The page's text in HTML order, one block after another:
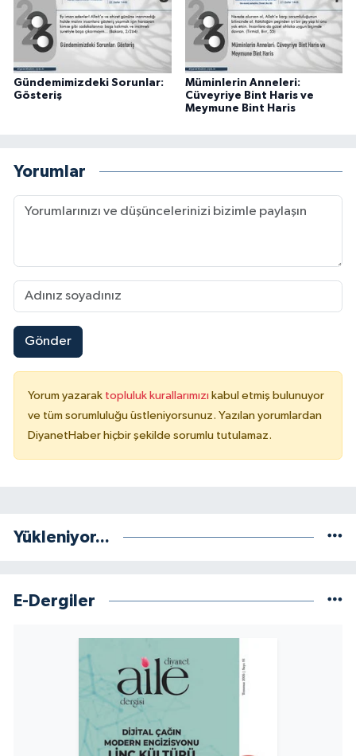
Gündemimizdeki Sorunlar:
Gösteriş
Müminlerin Anneleri:
Cüveyriye Bint Haris ve
Meymune Bint Haris
Yorumlar
Gönder
Yorum yazarak topluluk kurallarımızı kabul etmiş bulunuyor
ve tüm sorumluluğu üstleniyorsunuz. Yazılan yorumlardan
DiyanetHaber hiçbir şekilde sorumlu tutulamaz.
Yükleniyor...
E-Dergiler
Konya Müftülüğü
Kütahya Müftülüğü
Mardin Müftülüğü
Muş Müftülüğü
Nevşehir Müftülüğü
Niğde Müftülüğü
Ordu Müftülüğü
Samsun Müftülüğü
Siirt Müftülüğü
Sinop Müftülüğü
Sivas Müftülüğü